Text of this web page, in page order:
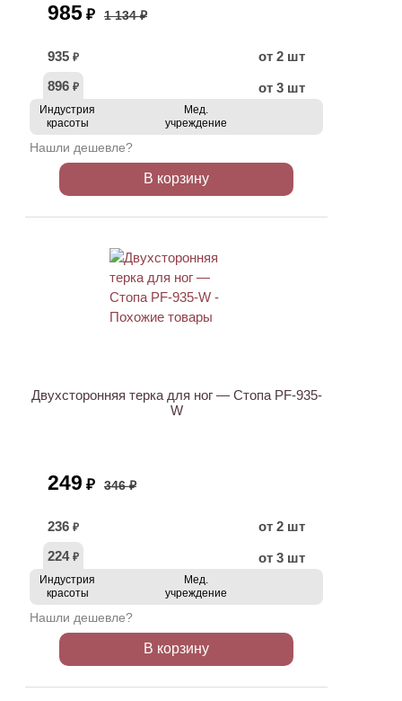
985 ₽ 1 134 ₽
935 ₽
от 2 шт
896 ₽ от 3 шт
Индустрия
красоты
Мед.
учреждение
Нашли дешевле?
В корзину
Двухсторонняя терка для ног — Стопа PF-935-
W
249 ₽ 346 ₽
236 ₽
от 2 шт
224 ₽ от 3 шт
Индустрия
красоты
Мед.
учреждение
Нашли дешевле?
В корзину